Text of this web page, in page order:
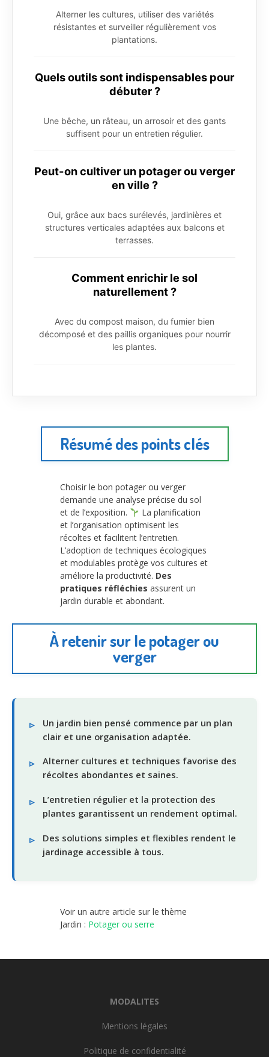
Alterner les cultures, utiliser des variétés
résistantes et surveiller régulièrement vos
plantations.
Quels outils sont indispensables pour
débuter ?
Une bêche, un râteau, un arrosoir et des gants
suffisent pour un entretien régulier.
Peut-on cultiver un potager ou verger
en ville ?
Oui, grâce aux bacs surélevés, jardinières et
structures verticales adaptées aux balcons et
terrasses.
Comment enrichir le sol
naturellement ?
Avec du compost maison, du fumier bien
décomposé et des paillis organiques pour nourrir
les plantes.
Résumé des points clés
Choisir le bon potager ou verger
demande une analyse précise du sol
et de l’exposition.
La planification
et l’organisation optimisent les
récoltes et facilitent l’entretien.
L’adoption de techniques écologiques
et modulables protège vos cultures et
améliore la productivité. Des
pratiques réfléchies assurent un
jardin durable et abondant.
À retenir sur le potager ou
verger
Un jardin bien pensé commence par un plan
clair et une organisation adaptée.
Alterner cultures et techniques favorise des
récoltes abondantes et saines.
L’entretien régulier et la protection des
plantes garantissent un rendement optimal.
Des solutions simples et flexibles rendent le
jardinage accessible à tous.
Voir un autre article sur le thème
Jardin : Potager ou serre
MODALITES
Mentions légales
Politique de confidentialité